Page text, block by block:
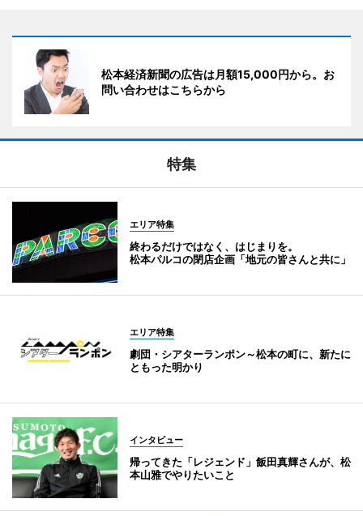
松本経済新聞の広告は月額15,000円から。お
問い合わせはこちらから
特集
エリア特集
終わるだけではなく、はじまりを。
松本パルコの閉店企画「地元の皆さんと共に」
エリア特集
劇団・シアターランポン～松本の町に、新たに
ともった明かり
インタビュー
帰ってきた「レジェンド」飯田真輝さんが、松
本山雅でやりたいこと